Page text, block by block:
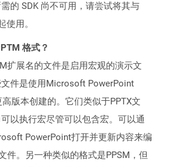
的 SDK 尚不可用，请尝试将其与
使用。
格式？
扩展名的文件是启用宏观的演示文
件是使用Microsoft PowerPoint
高版本创建的。它们类似于PPTX文
以执行宏尽管可以包含宏。可以通
PowerPoint打开并更新内容来编
件。另一种类似的格式是PPSM，但